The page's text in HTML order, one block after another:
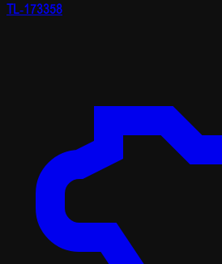
TL-173358